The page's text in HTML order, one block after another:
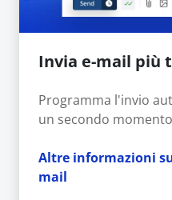
Invia e-mail più
Programma l'invio
un secondo momento
Altre informazioni
mail